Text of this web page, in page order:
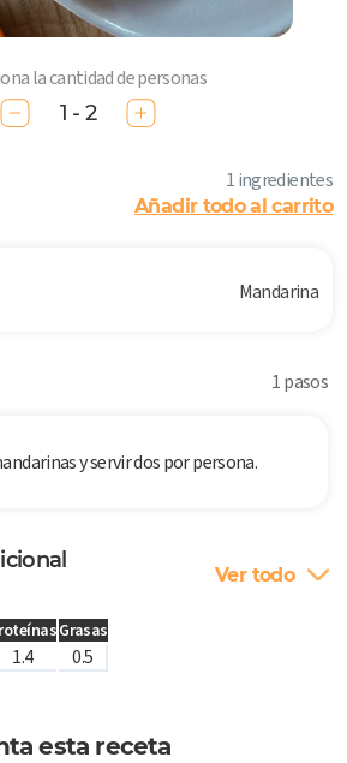
la cantidad de personas
1 - 2
1 ingredientes
Añadir todo al carrito
Mandarina
1 pasos
y servir dos por persona.
Ver todo
Grasas
1.4 0.5
esta receta